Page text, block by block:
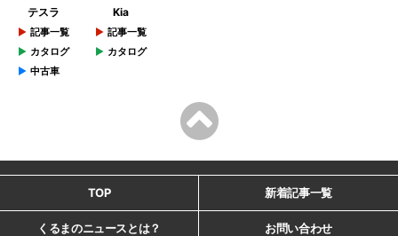
テスラ
記事一覧
カタログ
中古車
Kia
記事一覧
カタログ
TOP 新着記事一覧
くるまのニュースとは？ お問い合わせ